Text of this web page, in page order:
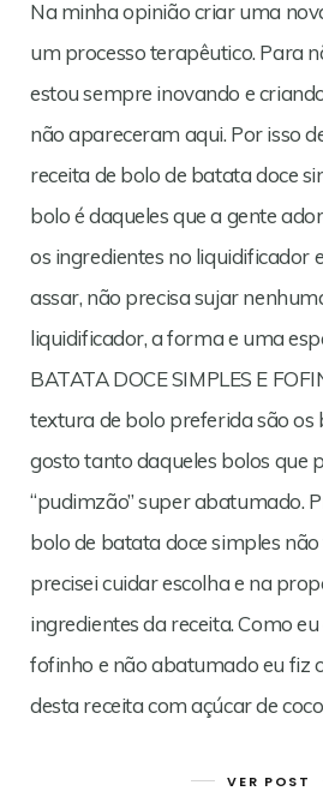
Na minha opinião criar uma
um processo terapêutico. Para
estou sempre inovando e
não apareceram aqui. Por isso
receita de bolo de batata doce
bolo é daqueles que a gente
os ingredientes no liquidificador
assar, não precisa sujar
liquidificador, a forma e uma
BATATA DOCE SIMPLES E
textura de bolo preferida são os
gosto tanto daqueles bolos que
“pudimzão” super abatumado.
bolo de batata doce simples
precisei cuidar escolha e na
ingredientes da receita. Como
fofinho e não abatumado eu fiz
desta receita com açúcar de
VER POST